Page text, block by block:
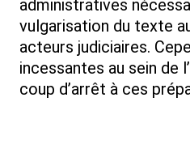
administratives
vulgarisation du texte
acteurs judiciaires.
incessantes au sein de
coup d’arrêt à ces